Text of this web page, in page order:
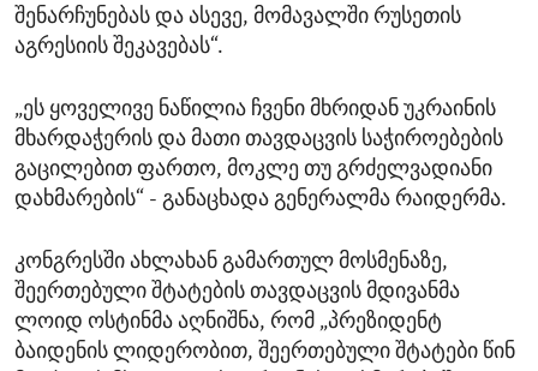
შენარჩუნებას და ასევე, მომავალში რუსეთის
აგრესიის შეკავებას“.
„ეს ყოველივე ნაწილია ჩვენი მხრიდან უკრაინის
მხარდაჭერის და მათი თავდაცვის საჭიროებების
გაცილებით ფართო, მოკლე თუ გრძელვადიანი
დახმარების“ - განაცხადა გენერალმა რაიდერმა.
კონგრესში ახლახან გამართულ მოსმენაზე,
შეერთებული შტატების თავდაცვის მდივანმა
ლოიდ ოსტინმა აღნიშნა, რომ „პრეზიდენტ
ბაიდენის ლიდერობით, შეერთებული შტატები წინ